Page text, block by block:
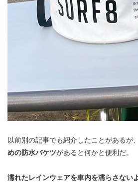
以前別の記事でも紹介したことがあるが
めの防水バケツがあると何かと便利だ。
濡れたレインウェアを車内を濡らさない